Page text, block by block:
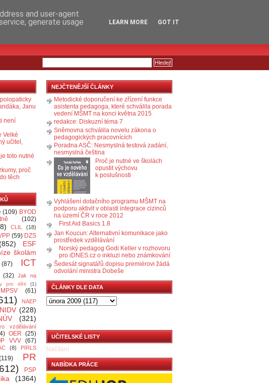
Janu
není
Velké
učitel,
toto nutné
proč
těch
(109) BYOD
(102)
CLIL (18)
(59) DZS
ESF
školám
(87)
ICT
(32) Jak na
pro děti (1)
MPSV (61)
NAEP
NIDV (228)
(321)
vzdělávání
OER (25)
VVV (67)
(8)
PIRLS
PR
PSP
(1364)
NEJČTENĚJŠÍ ČLÁNKY
Metodické doporučení ke zřízení funkce
asistenta pedagoga, které schválila porada
vedení MŠMT na konci května 2015
redakce: Diskuzní téma 7
Sněmovna schválila novelu zákona o
pedagogických pracovnících
Poradna ASČ: Nesmyslná testová zadání,
nesmyslná čeština
Proč je nutné ve školách
opustit výchovu
k poslušnosti
Vyhlášení dotačního programu MŠMT na
podporu aktivit v oblasti integrace cizinců
na území ČR v roce 2012
First Aid Basics 1.8
Jan Koucun: Alternativní komunikace jako
prostředek vzdělávání
Norský pedagog Godi Keller v rozhovoru
pro iDNES.cz o inkluzi nebo známkování
Šedesát signatářů dopisu premiérovi žádá
odvolání ministra Dobeše
ČLÁNKY DLE DATA
UČITELSKÉ LISTY
Načítání
NABÍDKA PRÁCE
and user-agent
generate usage
LEARN MORE GOT IT